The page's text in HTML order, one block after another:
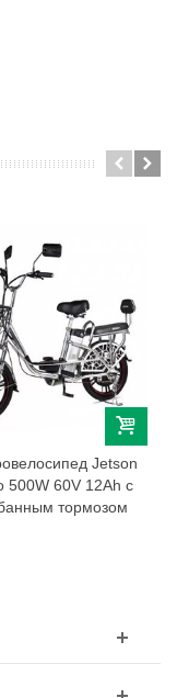
Jetson
500W 60V 12Ah с
тормозом